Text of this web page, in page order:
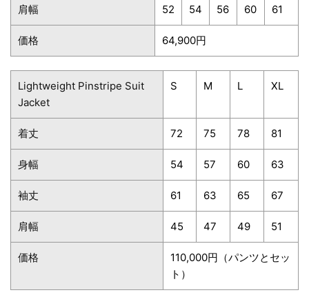
肩幅 52 54 56 60 61
価格 64,900円
Lightweight Pinstripe Suit
Jacket
S M L XL
着丈 72 75 78 81
身幅 54 57 60 63
袖丈 61 63 65 67
肩幅 45 47 49 51
価格
110,000円（パンツとセッ
ト）